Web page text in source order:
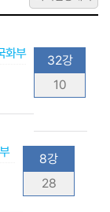
화부
32강
10
8강
28